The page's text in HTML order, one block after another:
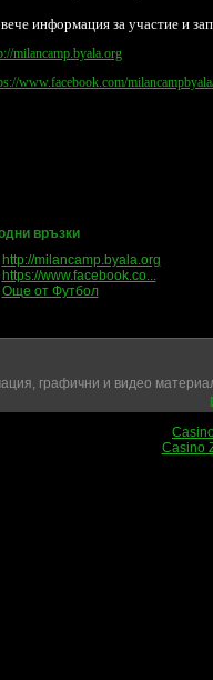
информация за участие и
milancamp.byala.org
www.facebook.com/
връзки
http://milancamp.byala.org
https://www.facebook.co...
Още от Футбол
графични и видео
Casino